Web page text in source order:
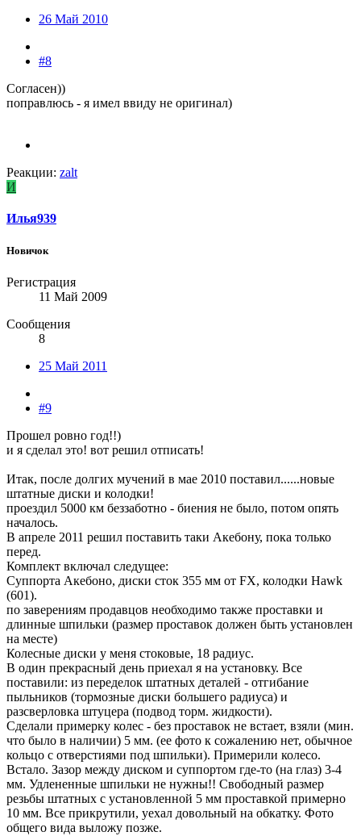
26 Май 2010
#8
Согласен))
поправлюсь - я имел ввиду не оригинал)
Реакции: zalt
И
Илья939
Новичок
Регистрация
11 Май 2009
Сообщения
8
25 Май 2011
#9
Прошел ровно год!!)
и я сделал это! вот решил отписать!
Итак, после долгих мучений в мае 2010 поставил......новые
штатные диски и колодки!
проездил 5000 км беззаботно - биения не было, потом опять
началось.
В апреле 2011 решил поставить таки Акебону, пока только
перед.
Комплект включал следущее:
Суппорта Акебоно, диски сток 355 мм от FX, колодки Hawk
(601).
по заверениям продавцов необходимо также проставки и
длинные шпильки (размер проставок должен быть установлен
на месте)
Колесные диски у меня стоковые, 18 радиус.
В один прекрасный день приехал я на установку. Все
поставили: из переделок штатных деталей - отгибание
пыльников (тормозные диски большего радиуса) и
разсверловка штуцера (подвод торм. жидкости).
Сделали примерку колес - без проставок не встает, взяли (мин.
что было в наличии) 5 мм. (ее фото к сожалению нет, обычное
кольцо с отверстиями под шпильки). Примерили колесо.
Встало. Зазор между диском и суппортом где-то (на глаз) 3-4
мм. Удлененные шпильки не нужны!! Свободный размер
резьбы штатных с установленной 5 мм проставкой примерно
10 мм. Все прикрутили, уехал довольный на обкатку. Фото
общего вида выложу позже.